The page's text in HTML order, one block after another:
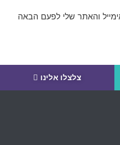
והאתר שלי לפעם הבאה
צלצלו אלינו